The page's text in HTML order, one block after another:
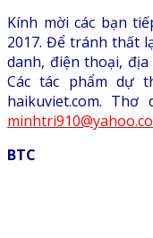
Kính mời các bạn
2017. Để tránh thất
danh, điện thoại,
Các tác phẩm dự
haikuviet.com.
BTC